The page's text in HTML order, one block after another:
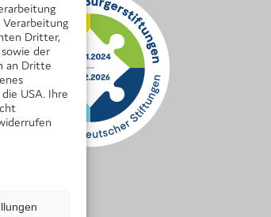
Dritter,
der
an Dritte
USA. Ihre